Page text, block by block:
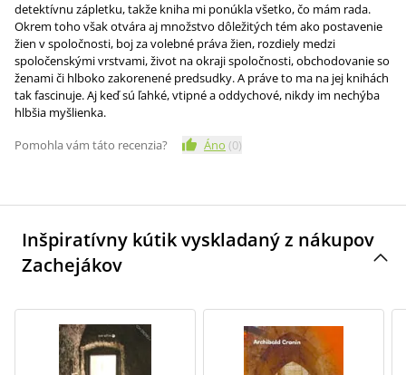
detektívnu zápletku, takže kniha mi ponúkla všetko, čo mám rada.
Okrem toho však otvára aj množstvo dôležitých tém ako postavenie
žien v spoločnosti, boj za volebné práva žien, rozdiely medzi
spoločenskými vrstvami, život na okraji spoločnosti, obchodovanie so
ženami či hlboko zakorenené predsudky. A práve to ma na jej knihách
tak fascinuje. Aj keď sú ľahké, vtipné a oddychové, nikdy im nechýba
hlbšia myšlienka.
Pomohla vám táto recenzia?
Áno (0)
Inšpiratívny kútik vyskladaný z nákupov
Zachejákov